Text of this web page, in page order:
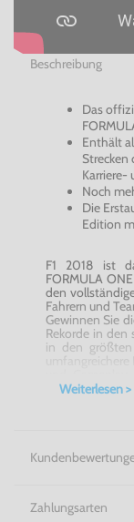
Beschreibung
Das
Enthält
Strecken
Karriere-
Noch
Die
Edition
F1 2018 ist
FORMULA
den
Fahrern und
Gewinnen Sie
Rekorde in den
in den größten
Modus. Jede
Screenshots:
Screenshots:
hat direkten
Weiterlesen >
Zahlungsarten